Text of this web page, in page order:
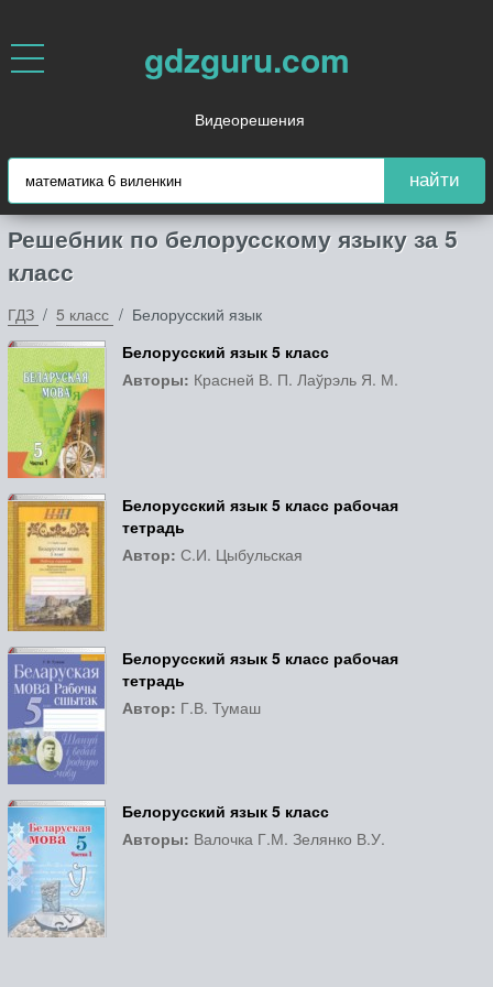
gdzguru.com
Видеорешения
найти
Решебник по белорусскому языку за 5
класс
ГДЗ 5 класс
Белорусский язык
Белорусский язык 5 класс
Авторы: Красней В. П. Лаўрэль Я. М.
Белорусский язык 5 класс рабочая
тетрадь
Автор: С.И. Цыбульская
Белорусский язык 5 класс рабочая
тетрадь
Автор: Г.В. Тумаш
Белорусский язык 5 класс
Авторы: Валочка Г.М. Зелянко В.У.